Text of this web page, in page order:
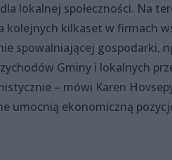
lokalnej społeczności. Na
kilkaset w firmach
spowalniającej gospodarki,
Gminy i lokalnych
– mówi Karen
umocnią ekonomiczną